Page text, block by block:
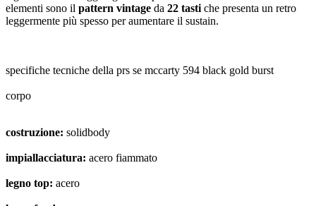
elementi sono il pattern vintage da 22 tastiche presenta un retro
leggermente più spesso per aumentare il sustain.
specifiche tecniche della prs se mccarty 594 black gold burst
corpo
costruzione: solidbody
impiallacciatura: acero fiammato
legno top: acero